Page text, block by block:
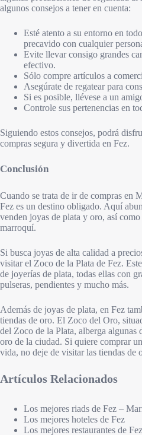
algunos consejos a tener en cuenta:
Esté atento a su entorno en
precavido con cualquier
Evite llevar consigo grandes
efectivo.
Sólo compre artículos a
Asegúrate de regatear para
Si es posible, llévese a un
Controle sus pertenencias en
Siguiendo estos consejos, podrá
compras segura y divertida en Fez.
Conclusión
Cuando se trata de ir de compras en
Fez es un destino obligado. Aquí
venden joyas de plata y oro, así
marroquí.
Si busca joyas de alta calidad a
visitar el Zoco de la Plata de Fez.
de joyerías de plata, todas ellas con
pulseras, pendientes y mucho más.
Además de joyas de plata, en Fez
tiendas de oro. El Zoco del Oro,
del Zoco de la Plata, alberga algunas
oro de la ciudad. Si quiere comprar
vida, no deje de visitar las tiendas de
Artículos Relacionados
Los mejores riads de Fez –
Los mejores hoteles de Fez
Los mejores restaurantes de Fez